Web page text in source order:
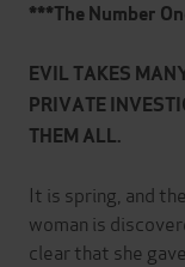
***The Number
EVIL TAKES
PRIVATE
THEM ALL.
It is spring, and
woman is
clear that she